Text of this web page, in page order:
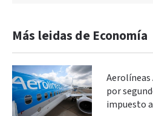
Más leidas de Economía
Aerolíneas
por
impuesto